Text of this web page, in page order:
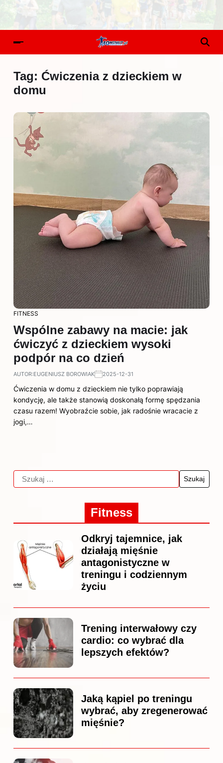
Tag: Ćwiczenia z dzieckiem w
domu
FITNESS
Wspólne zabawy na macie: jak
ćwiczyć z dzieckiem wysoki
podpór na co dzień
AUTOR:EUGENIUSZ BOROWIAK 2025-12-31
Ćwiczenia w domu z dzieckiem nie tylko poprawiają
kondycję, ale także stanowią doskonałą formę spędzania
czasu razem! Wyobraźcie sobie, jak radośnie wracacie z
jogi,…
Fitness
Odkryj tajemnice, jak
działają mięśnie
antagonistyczne w
treningu i codziennym
życiu
Trening interwałowy czy
cardio: co wybrać dla
lepszych efektów?
Jaką kąpiel po treningu
wybrać, aby zregenerować
mięśnie?